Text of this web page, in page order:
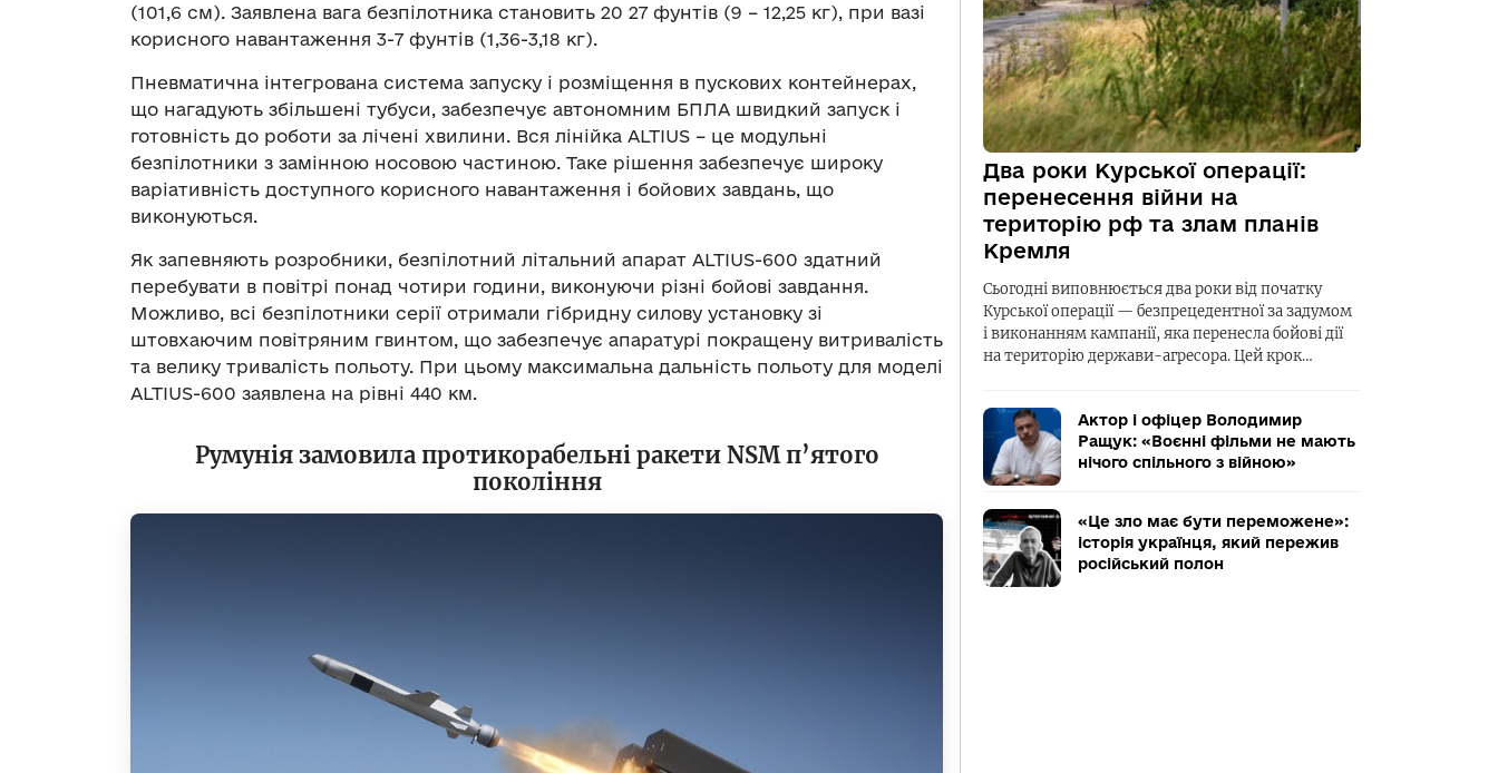
(101,6 см). Заявлена вага безпілотника становить 20 27 фунтів (9 – 12,25 кг), при вазі
корисного навантаження 3-7 фунтів (1,36-3,18 кг).
Пневматична інтегрована система запуску і розміщення в пускових контейнерах,
що нагадують збільшені тубуси, забезпечує автономним БПЛА швидкий запуск і
готовність до роботи за лічені хвилини. Вся лінійка ALTIUS – це модульні
безпілотники з замінною носовою частиною. Таке рішення забезпечує широку
варіативність доступного корисного навантаження і бойових завдань, що
виконуються.
Як запевняють розробники, безпілотний літальний апарат ALTIUS-600 здатний
перебувати в повітрі понад чотири години, виконуючи різні бойові завдання.
Можливо, всі безпілотники серії отримали гібридну силову установку зі
штовхаючим повітряним гвинтом, що забезпечує апаратурі покращену витривалість
та велику тривалість польоту. При цьому максимальна дальність польоту для моделі
ALTIUS-600 заявлена ​на рівні 440 км.
Румунія замовила протикорабельні ракети NSM п’ятого
покоління
Два роки Курської операції:
перенесення війни на
територію рф та злам планів
Кремля
Сьогодні виповнюється два роки від початку
Курської операції — безпрецедентної за задумом
і виконанням кампанії, яка перенесла бойові дії
на територію держави-агресора. Цей крок…
Актор і офіцер Володимир
Ращук: «Воєнні фільми не мають
нічого спільного з війною»
«Це зло має бути переможене»:
історія українця, який пережив
російський полон